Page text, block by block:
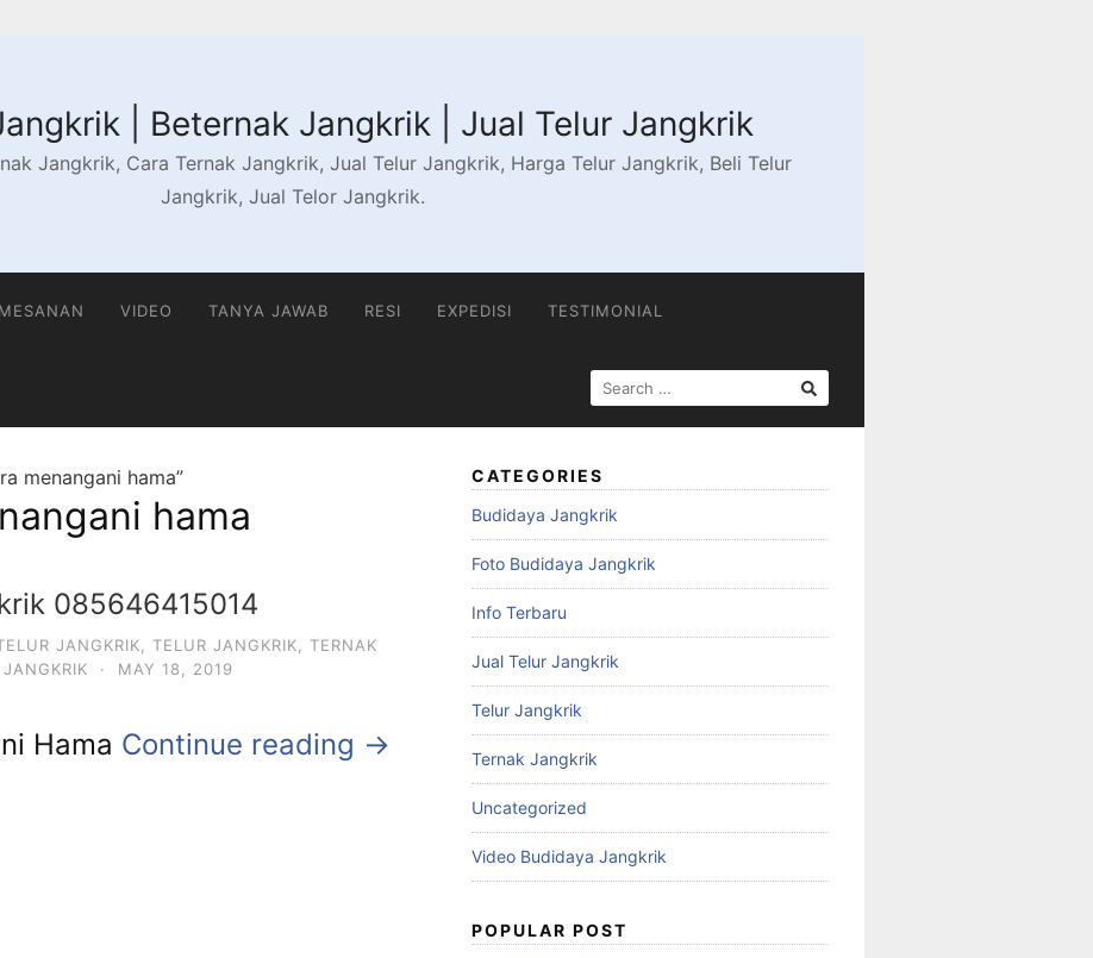
| Beternak Jangkrik | Jual Telur Jangkrik
Jangkrik, Cara Ternak Jangkrik, Jual Telur Jangkrik, Harga Telur Jangkrik, Beli Telur
Jangkrik, Jual Telor Jangkrik.
VIDEO TANYA JAWAB RESI EXPEDISI TESTIMONIAL
SEARCH
FOR:
menangani hama”
hama
085646415014
JANGKRIK TELUR JANGKRIK
TERNAK
· MAY 18, 2019
Hama Continue reading →
CATEGORIES
Budidaya Jangkrik
Foto Budidaya Jangkrik
Info Terbaru
Jual Telur Jangkrik
Telur Jangkrik
Ternak Jangkrik
Uncategorized
Video Budidaya Jangkrik
POPULAR POST